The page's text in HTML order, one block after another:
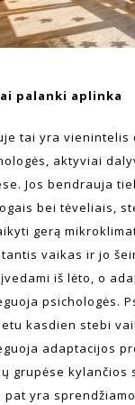
palanki aplinka
tai yra vienintelis
aktyviai
Jos bendrauja
bei tėveliais,
gerą
vaikas ir jo
iš lėto, o
psichologės.
kasdien stebi
adaptacijos
grupėse kylančios
pat yra